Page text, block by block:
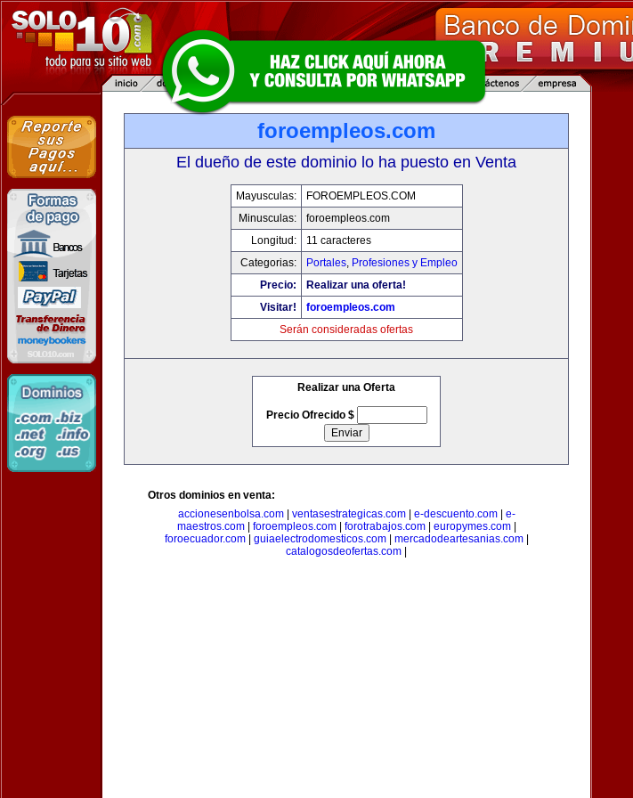
foroempleos.com
El dueño de este dominio lo ha puesto en Venta
Mayusculas:
FOROEMPLEOS.COM
Minusculas:
foroempleos.com
Longitud:
11 caracteres
Categorias:
Portales, Profesiones y Empleo
Precio:
Realizar una oferta!
Visitar!
foroempleos.com
Serán consideradas ofertas
Realizar una Oferta
Precio Ofrecido $
Otros dominios en venta:
accionesenbolsa.com| ventasestrategicas.com| e-descuento.com| e-
maestros.com| foroempleos.com| forotrabajos.com| europymes.com|
foroecuador.com| guiaelectrodomesticos.com| mercadodeartesanias.com|
catalogosdeofertas.com